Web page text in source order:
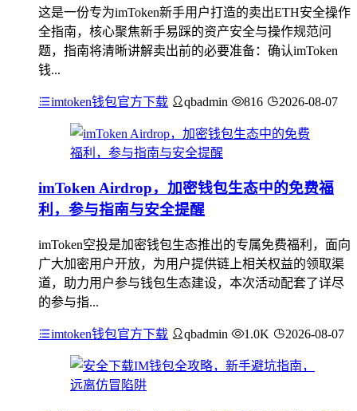
这是一份专为imToken新手用户打造的卖出ETH安全操作
全指南，核心聚焦新手易踩的资产安全与操作规范问
题，指南将清晰讲解卖出前的必要准备：确认imToken
钱...
imtoken钱包官方下载 qbadmin 816 2026-08-07
imToken Airdrop，加密钱包生态中的免费福
利，参与指南与安全提醒
imToken空投是加密钱包生态推出的专属免费福利，面向
广大加密用户开放，为用户提供链上相关权益的领取渠
道，助力用户参与钱包生态建设，本次活动配套了详尽
的参与指...
imtoken钱包官方下载 qbadmin 1.0K 2026-08-07